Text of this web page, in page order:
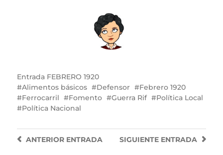
Entrada FEBRERO 1920
Alimentos básicos
Defensor
Febrero 1920
Ferrocarril
Fomento Guerra Rif
Política Local
Política Nacional
SIGUIENTE ENTRADA
ANTERIORENTRADA